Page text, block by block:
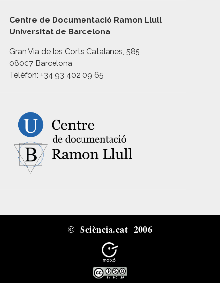
Centre de Documentació Ramon Llull
Universitat de Barcelona
Gran Via de les Corts Catalanes, 585
08007 Barcelona
Telèfon: +34 93 402 09 65
© Sciència.cat 2006